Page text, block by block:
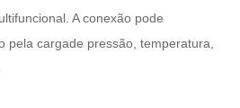
A conexão pode
pela cargade pressão, temperatura,